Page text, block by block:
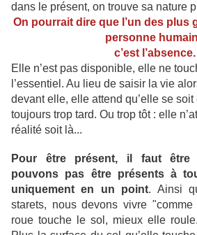
dans le présent, on trouve sa nature
On pourrait dire que l’un des plus
personne
c’est l’absence.
Elle n’est pas disponible, elle ne
l’essentiel. Au lieu de saisir la vie
devant elle, elle attend qu’elle se
toujours trop tard. Ou trop tôt : elle
réalité soit là...
Pour être présent, il faut être
pouvons pas être présents à
uniquement en un point. Ainsi
starets, nous devons vivre
roue touche le sol, mieux elle